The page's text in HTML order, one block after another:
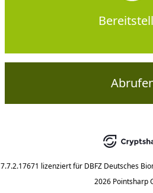
7.7.2.17671 lizenziert für DBFZ Deutsches
2026 Pointsharp